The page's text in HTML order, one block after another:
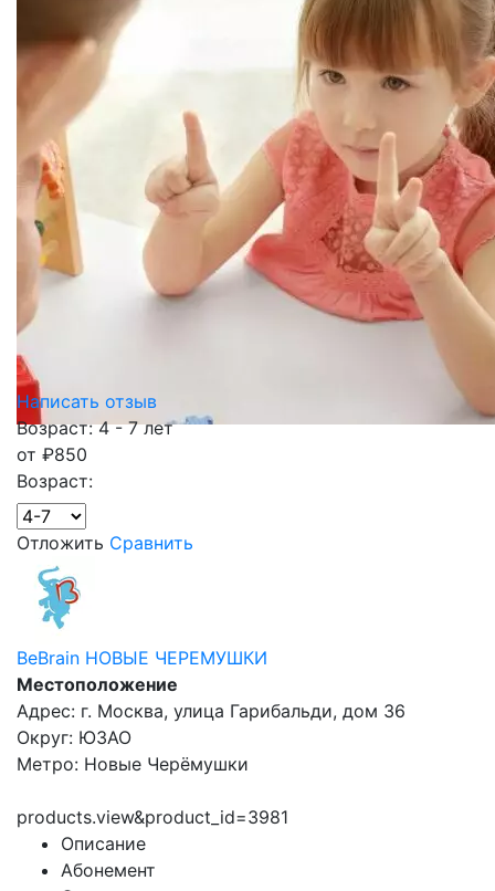
Написать отзыв
Возраст: 4 - 7 лет
от ₽850
Возраст:
Отложить Сравнить
BeBrain НОВЫЕ ЧЕРЕМУШКИ
Местоположение
Адрес: г. Москва, улица Гарибальди, дом 36
Округ: ЮЗАО
Метро: Новые Черёмушки
products.view&product_id=3981
Описание
Абонемент